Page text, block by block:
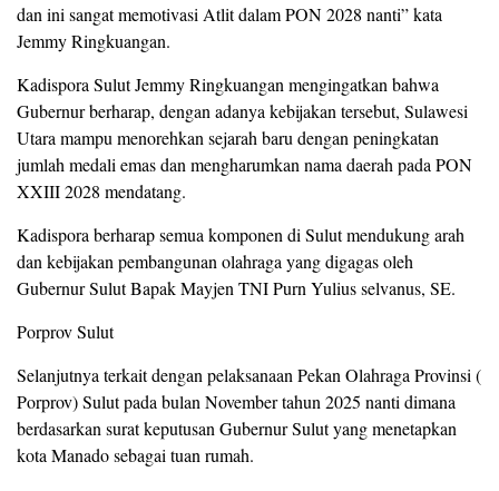
dan ini sangat memotivasi Atlit dalam PON 2028 nanti” kata
Jemmy Ringkuangan.
Kadispora Sulut Jemmy Ringkuangan mengingatkan bahwa
Gubernur berharap, dengan adanya kebijakan tersebut, Sulawesi
Utara mampu menorehkan sejarah baru dengan peningkatan
jumlah medali emas dan mengharumkan nama daerah pada PON
XXIII 2028 mendatang.
Kadispora berharap semua komponen di Sulut mendukung arah
dan kebijakan pembangunan olahraga yang digagas oleh
Gubernur Sulut Bapak Mayjen TNI Purn Yulius selvanus, SE.
Porprov Sulut
Selanjutnya terkait dengan pelaksanaan Pekan Olahraga Provinsi (
Porprov) Sulut pada bulan November tahun 2025 nanti dimana
berdasarkan surat keputusan Gubernur Sulut yang menetapkan
kota Manado sebagai tuan rumah.